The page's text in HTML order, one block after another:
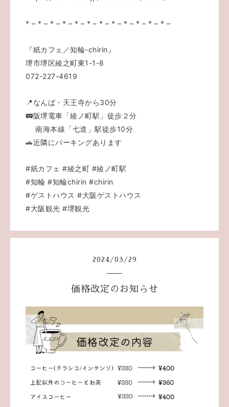
* – * – * – * – * – * – * – * – * – * – * – * –
『紙カフェ／知輪-chirin』
堺市堺区綾之町東1-1-8
072-227-4619
📍なんば・天王寺から30分
🚃阪堺電車「綾ノ町駅」徒歩２分
南海本線「七道」駅徒歩10分
🚗近隣にパーキングあります
#紙カフェ #綾之町 #綾ノ町駅
#知輪 #知輪chirin #chirin
#ゲストハウス #大阪ゲストハウス
#大阪観光 #堺観光
2024 /03 / 29
価格改定のお知らせ